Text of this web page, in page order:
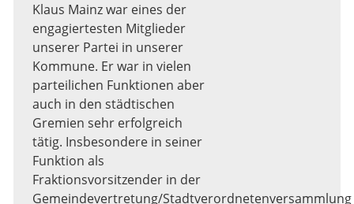
Klaus Mainz war eines der
engagiertesten Mitglieder
unserer Partei in unserer
Kommune. Er war in vielen
parteilichen Funktionen aber
auch in den städtischen
Gremien sehr erfolgreich
tätig. Insbesondere in seiner
Funktion als
Fraktionsvorsitzender in der
Gemeindevertretung/Stadtverordnetenversammlung